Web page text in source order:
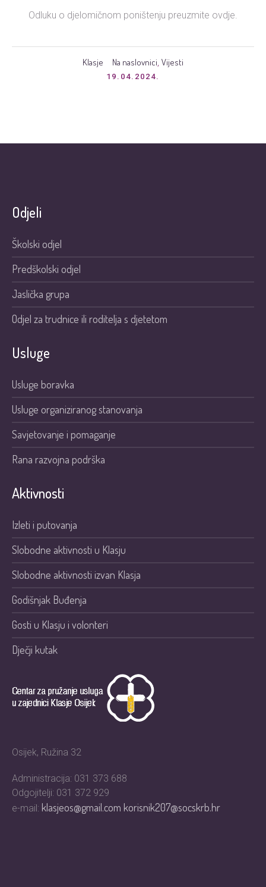
Odluku o djelomičnom poništenju preuzmite ovdje.
Klasje Na naslovnici, Vijesti
19.04.2024.
Odjeli
Školski odjel
Predškolski odjel
Jaslička grupa
Odjel za trudnice ili roditelja s djetetom
Usluge
Usluge boravka
Usluge organiziranog stanovanja
Savjetovanje i pomaganje
Rana razvojna podrška
Aktivnosti
Izleti i putovanja
Slobodne aktivnosti u Klasju
Slobodne aktivnosti izvan Klasja
Godišnjak Buđenja
Gosti u Klasju i volonteri
Dječji kutak
Osijek, Ružina 32
Administracija: 031 373 688
Odgojitelji: 031 372 929
e-mail: klasjeos@gmail.comkorisnik207@socskrb.hr